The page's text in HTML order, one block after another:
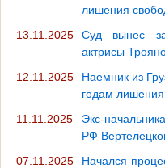
лишения
13.11.2025
Суд вынес
актрисы
12.11.2025
Наемник из
годам
11.11.2025
Экс-
РФ
07.11.2025
Начался